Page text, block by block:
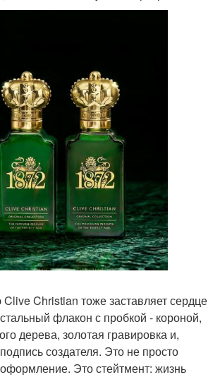
Christian тоже заставляет сердце
флакон с пробкой - короной,
дерева, золотая гравировка и,
создателя. Это не просто
Это стейтмент: жизнь